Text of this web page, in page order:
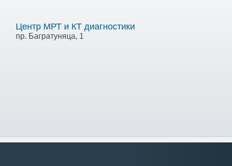
Центр МРТ и КТ диагностики
пр. Багратуняца, 1